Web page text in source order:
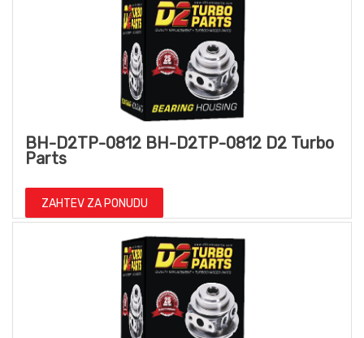
BH-D2TP-0812 BH-D2TP-0812 D2 Turbo
Parts
ZAHTEV ZA PONUDU